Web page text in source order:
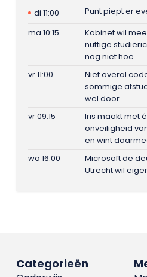
di 11:00
Punt piept er
ma 10:15
Kabinet wil
nuttige
nog niet hoe
vr 11:00
Niet overal
sommige
wel door
vr 09:15
Iris maakt met
onveiligheid
en wint
wo 16:00
Microsoft de
Utrecht wil
Categorieën